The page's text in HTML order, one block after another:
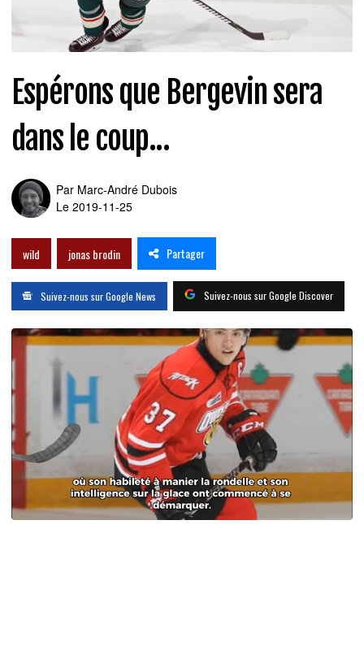
Espérons que Bergevin sera
dans le coup...
Par Marc-André Dubois
Le 2019-11-25
wild jonas brodin Partager
Suivez-nous sur Google News Suivez-nous sur Google Discover